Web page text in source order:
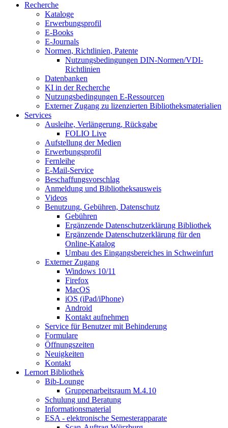
Recherche
Kataloge
Erwerbungsprofil
E-Books
E-Journals
Normen, Richtlinien, Patente
Nutzungsbedingungen DIN-Normen/VDI-
Richtlinien
Datenbanken
KI in der Recherche
Nutzungsbedingungen E-Ressourcen
Externer Zugang zu lizenzierten Bibliotheksmaterialien
Services
Ausleihe, Verlängerung, Rückgabe
FOLIO Live
Aufstellung der Medien
Erwerbungsprofil
Fernleihe
E-Mail-Service
Beschaffungsvorschlag
Anmeldung und Bibliotheksausweis
Videos
Benutzung, Gebühren, Datenschutz
Gebühren
Ergänzende Datenschutzerklärung Bibliothek
Ergänzende Datenschutzerklärung für den
Online-Katalog
Umbau des Eingangsbereiches in Schweinfurt
Externer Zugang
Windows 10/11
Firefox
MacOS
iOS (iPad/iPhone)
Android
Kontakt aufnehmen
Service für Benutzer mit Behinderung
Formulare
Öffnungszeiten
Neuigkeiten
Kontakt
Lernort Bibliothek
Bib-Lounge
Gruppenarbeitsraum M.4.10
Schulung und Beratung
Informationsmaterial
ESA - elektronische Semesterapparate